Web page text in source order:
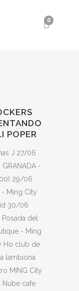
0
POPER
J 27/06
-
29/06
- Ming City
30/06
Posada del
- Ming
Ho club de
lambiona
MING City
Nube cafe